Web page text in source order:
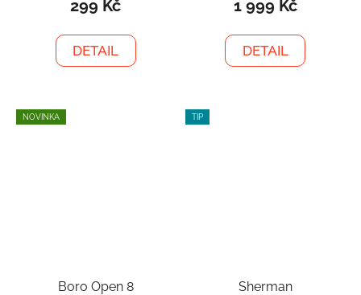
299 Kč
DETAIL
1 999 Kč
DETAIL
NOVINKA
Boro Open 8
TIP
Sherman